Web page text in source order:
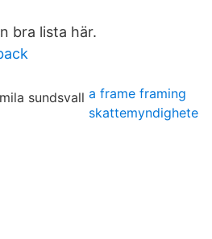
bra lista här.
a frame framing
skattemyndighete